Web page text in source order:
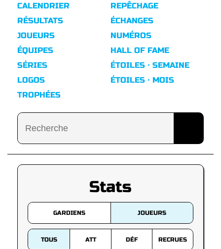
CALENDRIER
RÉSULTATS
REPÊCHAGE
ÉCHANGES
JOUEURS
ÉQUIPES
SÉRIES
LOGOS
TROPHÉES
NUMÉROS
HALL OF FAME
ÉTOILES · SEMAINE
ÉTOILES · MOIS
Stats
GARDIENS JOUEURS
TOUS ATT DÉF RECRUES